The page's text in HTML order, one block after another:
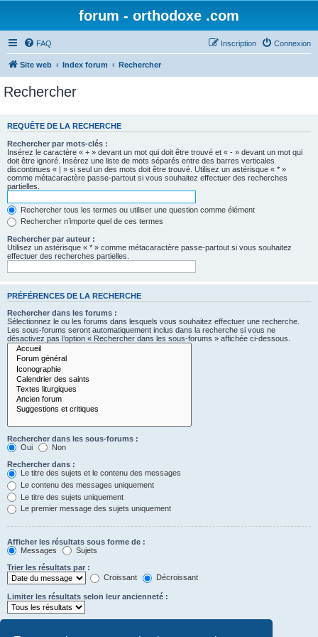
forum - orthodoxe .com
FAQ Connexion
Inscription
Site web Index forum Rechercher
Rechercher
REQUÊTE DE LA RECHERCHE
Rechercher par mots-clés :
Insérez le caractère « + » devant un mot qui doit être trouvé et « - » devant un mot qui
doit être ignoré. Insérez une liste de mots séparés entre des barres verticales
discontinues « | » si seul un des mots doit être trouvé. Utilisez un astérisque « * »
comme métacaractère passe-partout si vous souhaitez effectuer des recherches
partielles.
Rechercher tous les termes ou utiliser une question comme élément
Rechercher n’importe quel de ces termes
Rechercher par auteur :
Utilisez un astérisque « * » comme métacaractère passe-partout si vous souhaitez
effectuer des recherches partielles.
PRÉFÉRENCES DE LA RECHERCHE
Rechercher dans les forums :
Sélectionnez le ou les forums dans lesquels vous souhaitez effectuer une recherche.
Les sous-forums seront automatiquement inclus dans la recherche si vous ne
désactivez pas l’option « Rechercher dans les sous-forums » affichée ci-dessous.
Rechercher dans les sous-forums :
Oui
Non
Rechercher dans :
Le titre des sujets et le contenu des messages
Le contenu des messages uniquement
Le titre des sujets uniquement
Le premier message des sujets uniquement
Afficher les résultats sous forme de :
Messages
Sujets
Trier les résultats par :
Croissant
Décroissant
Limiter les résultats selon leur ancienneté :